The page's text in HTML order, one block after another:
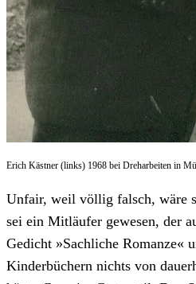
Erich Kästner (links) 1968 bei Dreharbeiten in
Unfair, weil völlig falsch, wäre
sei ein Mitläufer gewesen, der
Gedicht »Sachliche Romanze«
Kinderbüchern nichts von